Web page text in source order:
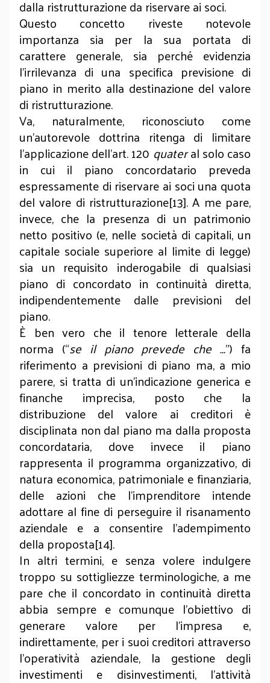
dalla ristrutturazione da riservare ai soci.
Questo concetto riveste notevole
importanza sia per la sua portata di
carattere generale, sia perché evidenzia
l’irrilevanza di una specifica previsione di
piano in merito alla destinazione del valore
di ristrutturazione.
Va, naturalmente, riconosciuto come
un’autorevole dottrina ritenga di limitare
l’applicazione dell’art. 120 quateral solo caso
in cui il piano concordatario preveda
espressamente di riservare ai soci una quota
del valore di ristrutturazione[13]. A me pare,
invece, che la presenza di un patrimonio
netto positivo (e, nelle società di capitali, un
capitale sociale superiore al limite di legge)
sia un requisito inderogabile di qualsiasi
piano di concordato in continuità diretta,
indipendentemente dalle previsioni del
piano.
È ben vero che il tenore letterale della
norma (“se il piano prevede che …”) fa
riferimento a previsioni di piano ma, a mio
parere, si tratta di un’indicazione generica e
finanche imprecisa, posto che la
distribuzione del valore ai creditori è
disciplinata non dal piano ma dalla proposta
concordataria, dove invece il piano
rappresenta il programma organizzativo, di
natura economica, patrimoniale e finanziaria,
delle azioni che l’imprenditore intende
adottare al fine di perseguire il risanamento
aziendale e a consentire l’adempimento
della proposta[14].
In altri termini, e senza volere indulgere
troppo su sottigliezze terminologiche, a me
pare che il concordato in continuità diretta
abbia sempre e comunque l’obiettivo di
generare valore per l’impresa e,
indirettamente, per i suoi creditori attraverso
l’operatività aziendale, la gestione degli
investimenti e disinvestimenti, l’attività